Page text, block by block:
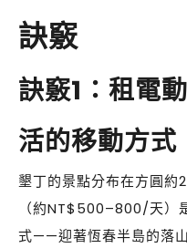
訣竅
訣竅1：租電
活的移動方式
墾丁的景點分布在方圓約
（約NT$500–800/天）
式——迎著恆春半島的落